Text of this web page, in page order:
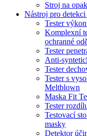
Stroj na
Nástroj pro
Tester
Komplexní
ochranné
Tester
Anti-
Tester
Tester s
Meltblown
Maska Fit
Tester
Testovací
masky
Detektor